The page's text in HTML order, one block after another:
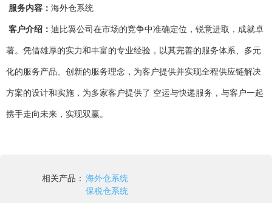
服务内容： 海外仓系统
客户介绍： 迪比翼公司在市场的竞争中准确定位，锐意进取，成就卓
著。凭借雄厚的实力和丰富的专业经验，以其完善的服务体系、多元
化的服务产品、创新的服务理念，为客户提供并实现全程供应链解决
方案的设计和实施，为多家客户提供了 空运与快递服务，与客户一起
携手走向未来，实现双赢。
相关产品： 海外仓系统
保税仓系统